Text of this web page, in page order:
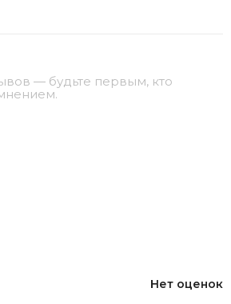
— будьте первым, кто
Нет оценок